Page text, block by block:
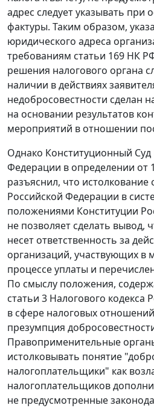
адрес следует указывать при
фактуры. Таким образом,
юридического адреса
требованиям статьи 169 НК
решения налогового органа
наличии в действиях
недобросовестности сделан
на основании результатов
мероприятий в отношении
Однако Конституционный Суд
Федерации в определении от
разъяснил, что истолкование
Российской Федерации в
положениями Конституции
не позволяет сделать вывод,
несет ответственность за
организаций, участвующих в
процессе уплаты и
По смыслу положения,
статьи 3 Налогового кодекса
в сфере налоговых
презумпция
Правоприменительные
истолковывать понятие
налогоплательщики" как
налогоплательщиков
не предусмотренные